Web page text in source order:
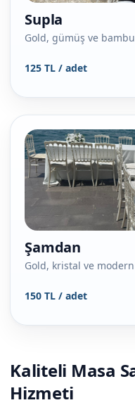
Supla
Gold, gümüş ve
125 TL / adet
Şamdan
Gold, kristal ve
150 TL / adet
Kaliteli Masa
Hizmeti